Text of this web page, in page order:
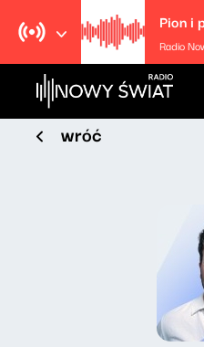
Pion i
Radio
wróć